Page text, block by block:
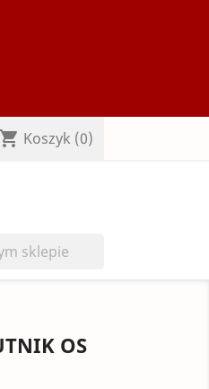
shopping_cart Koszyk (0)
OS